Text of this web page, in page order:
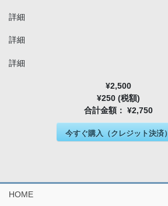
詳細
詳細
詳細
¥2,500
¥250 (税額)
合計金額：¥2,750
今すぐ購入（クレジット決済）
HOME